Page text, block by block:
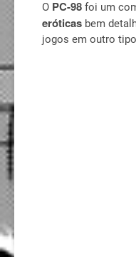
O PC-98 foi um
eróticas bem
jogos em outro